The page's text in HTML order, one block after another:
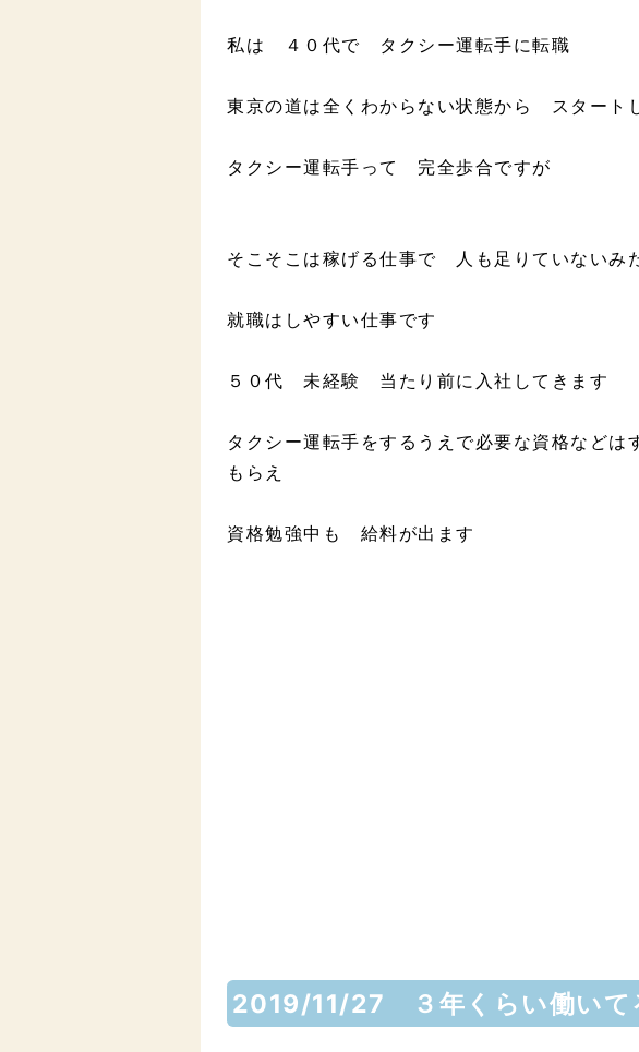
私は ４０代で タクシー運転手に転職
東京の道は全くわからない状態から スタート
タクシー運転手って 完全歩合ですが
そこそこは稼げる仕事で 人も足りていないみ
就職はしやすい仕事です
５０代 未経験 当たり前に入社してきます
タクシー運転手をするうえで必要な資格など
もらえ
資格勉強中も 給料が出ます
2019/11/27 ３年くらい働いて